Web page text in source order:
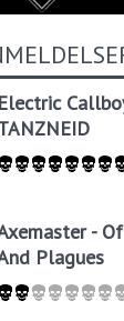
Electric
-
Plagues